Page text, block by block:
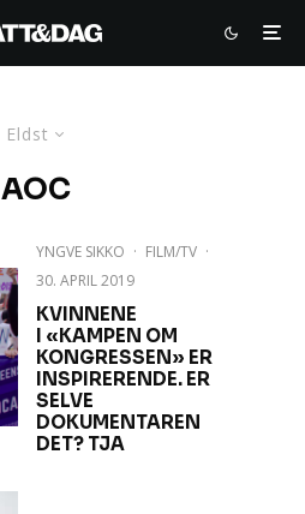
Eldst
AOC
YNGVE SIKKO · FILM/TV ·
30. APRIL 2019
KVINNENE
I «KAMPEN OM
KONGRESSEN» ER
INSPIRERENDE. ER
SELVE
DOKUMENTAREN
DET? TJA